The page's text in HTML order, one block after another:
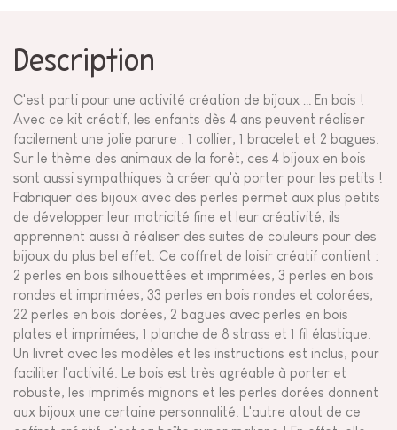
Description
C'est parti pour une activité création de bijoux … En bois !
Avec ce kit créatif, les enfants dès 4 ans peuvent réaliser
facilement une jolie parure : 1 collier, 1 bracelet et 2 bagues.
Sur le thème des animaux de la forêt, ces 4 bijoux en bois
sont aussi sympathiques à créer qu'à porter pour les petits !
Fabriquer des bijoux avec des perles permet aux plus petits
de développer leur motricité fine et leur créativité, ils
apprennent aussi à réaliser des suites de couleurs pour des
bijoux du plus bel effet. Ce coffret de loisir créatif contient :
2 perles en bois silhouettées et imprimées, 3 perles en bois
rondes et imprimées, 33 perles en bois rondes et colorées,
22 perles en bois dorées, 2 bagues avec perles en bois
plates et imprimées, 1 planche de 8 strass et 1 fil élastique.
Un livret avec les modèles et les instructions est inclus, pour
faciliter l'activité. Le bois est très agréable à porter et
robuste, les imprimés mignons et les perles dorées donnent
aux bijoux une certaine personnalité. L'autre atout de ce